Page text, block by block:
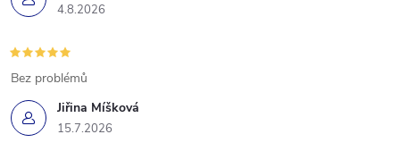
4.8.2026
Jiřina Míšková
15.7.2026
Bez problémů